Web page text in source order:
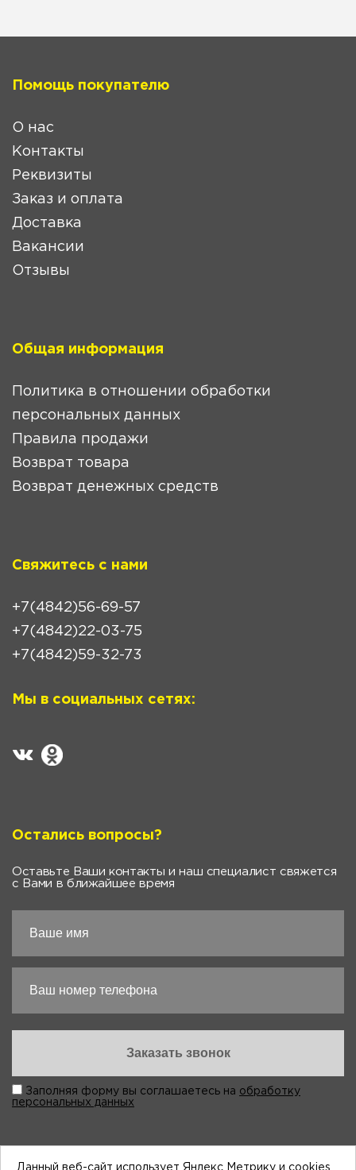
Помощь покупателю
О нас
Контакты
Реквизиты
Заказ и оплата
Доставка
Вакансии
Отзывы
Общая информация
Политика в отношении обработки
персональных данных
Правила продажи
Возврат товара
Возврат денежных средств
Свяжитесь с нами
+7(4842)56-69-57
+7(4842)22-03-75
+7(4842)59-32-73
Мы в социальных сетях:
Остались вопросы?
Оставьте Ваши контакты и наш специалист свяжется
с Вами в ближайшее время
Заполняя форму вы соглашаетесь на обработку
персональных данных
Данный веб-сайт использует Яндекс Метрику и cookies